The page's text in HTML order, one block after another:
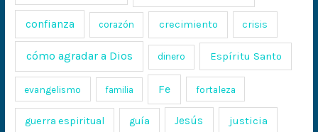
confianza corazón crecimiento crisis
cómo agradar a Dios dinero Espíritu Santo
evangelismo familia Fe fortaleza
guerra espiritual guía Jesús justicia